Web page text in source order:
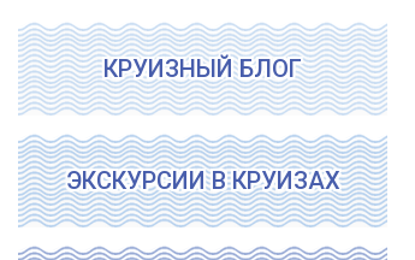
КРУИЗНЫЙ БЛОГ
ЭКСКУРСИИ В КРУИЗАХ